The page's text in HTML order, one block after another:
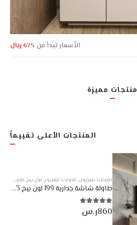
675 ريال الأسعار تبدأ من
منتجات مميزة
المنتجات الأعلى تقييماً
طاولات تلفزيون, طاولات تلفزيون لون بيج, طاولات تلفزيون معلقة
طاولة شاشة جدارية 199 لون بيج DE-153
5.00
860ر.س